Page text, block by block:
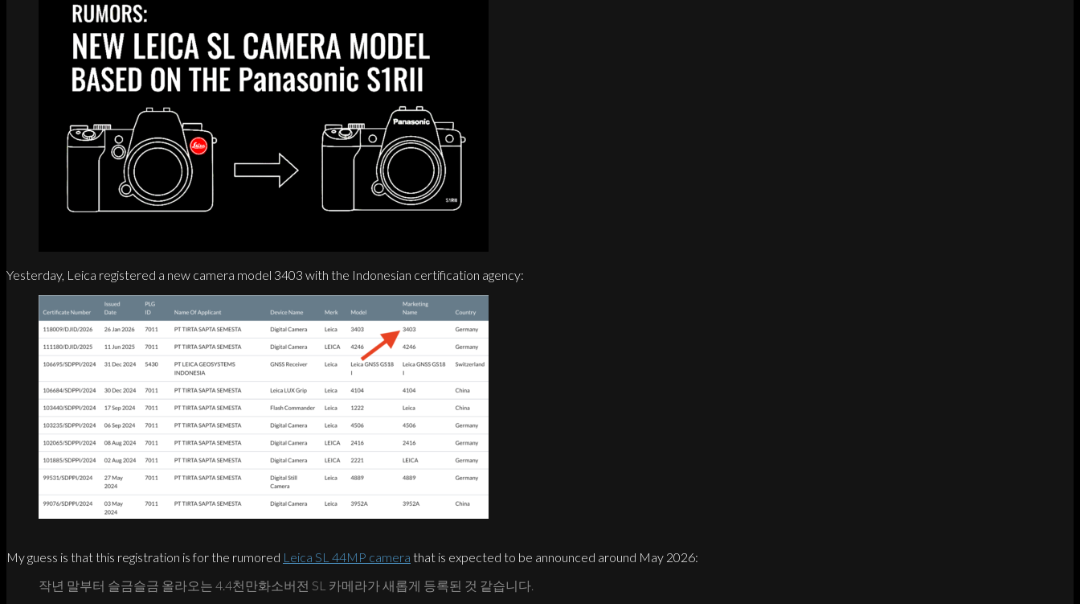
Yesterday, Leica registered a new camera model 3403 with the Indonesian certification agency:
My guess is that this registration is for the rumored Leica SL 44MP camera that is expected to be announced around May 2026:
작년 말부터 슬금슬금 올라오는 4.4천만화소버전 SL 카메라가 새롭게 등록된 것 같습니다.